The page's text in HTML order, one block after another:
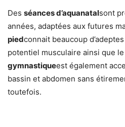
Des séances d’aquanatalsont
années, adaptées aux futures
piedconnait beaucoup
potentiel musculaire ainsi que
gymnastiqueest également
bassin et abdomen sans
toutefois.